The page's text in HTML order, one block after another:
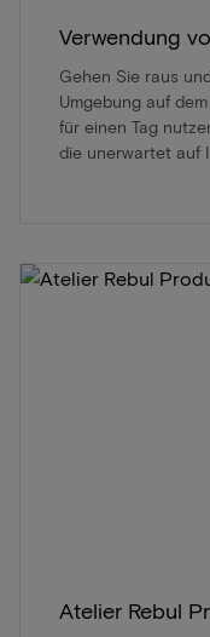
Verwendung
Gehen Sie raus
Umgebung auf
für einen Tag
die unerwartet auf
Atelier Rebul